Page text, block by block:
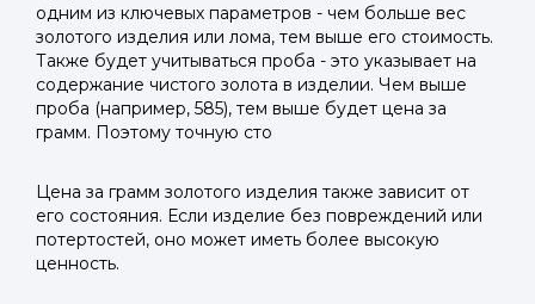
одним из ключевых параметров - чем больше вес
золотого изделия или лома, тем выше его стоимость.
Также будет учитываться проба - это указывает на
содержание чистого золота в изделии. Чем выше
проба (например, 585), тем выше будет цена за
грамм. Поэтому точную сто
Цена за грамм золотого изделия также зависит от
его состояния. Если изделие без повреждений или
потертостей, оно может иметь более высокую
ценность.